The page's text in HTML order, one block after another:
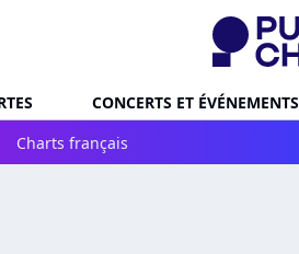
CONCERTS ET ÉVÉNEMENTS
Charts français